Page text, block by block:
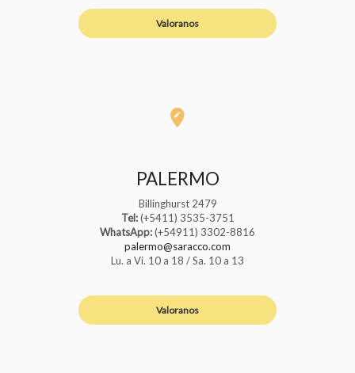
Valoranos
PALERMO
Billinghurst 2479
Tel:(+5411) 3535-3751
WhatsApp:(+54911) 3302-8816
palermo@saracco.com
Lu. a Vi. 10 a 18 / Sa. 10 a 13
Valoranos